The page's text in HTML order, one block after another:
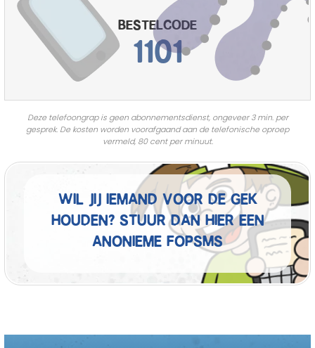
bestelcode
1101
Deze telefoongrap is geen abonnementsdienst, ongeveer 3 min. per
gesprek. De kosten worden voorafgaand aan de telefonische oproep
vermeld, 80 cent per minuut.
Wil jij iemand voor de gek
houden? Stuur dan hier een
anonieme fopSMS